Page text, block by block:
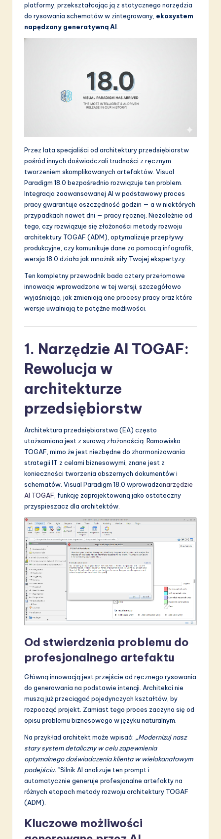
w
o
ti
o
platformy, przekształcając ją z statycznego narzędzia
do rysowania schematów w zintegrowany, ekosystem
napędzany generatywną AI
Przez lata specjaliści od architektury przedsiębiorstw
pośród innych doświadczali trudności z ręcznym
tworzeniem skomplikowanych artefaktów. Visual
Paradigm 18.0 bezpośrednio rozwiązuje ten problem.
Integracja zaawansowanej AI w podstawowy proces
pracy gwarantuje oszczędność godzin — a w niektórych
przypadkach nawet dni — pracy ręcznej. Niezależnie od
tego, czy rozwiązuje się złożoności metody rozwoju
architektury TOGAF (ADM), optymalizuje przepływy
produkcyjne, czy komunikuje dane za pomocą infografik,
wersja 18.0 działa jak mnożnik siły Twojej ekspertyzy.
Ten kompletny przewodnik bada cztery przełomowe
innowacje wprowadzone w tej wersji, szczegółowo
wyjaśniając, jak zmieniają one procesy pracy oraz które
wersje uwalniają te potężne możliwości.
1. Narzędzie AI TOGAF:
Rewolucja w
architekturze
przedsiębiorstw
Architektura przedsiębiorstwa (EA) często
utożsamiana jest z surową złożonością. Ramowisko
TOGAF, mimo że jest niezbędne do zharmonizowania
strategii IT z celami biznesowymi, znane jest z
konieczności tworzenia obszernych dokumentów i
schematów. Visual Paradigm 18.0 wprowadzanarzędzie
AI TOGAF , funkcję zaprojektowaną jako ostateczny
przyspieszacz dla architektów.
Od stwierdzenia problemu do
profesjonalnego artefaktu
Główną innowacją jest przejście od ręcznego rysowania
do generowania na podstawie intencji. Architekci nie
muszą już przeciągać pojedynczych kształtów, by
rozpocząć projekt. Zamiast tego proces zaczyna się od
opisu problemu biznesowego w języku naturalnym.
Na przykład architekt może wpisać: „Modernizuj nasz
stary system detaliczny w celu zapewnienia
optymalnego doświadczenia klienta w wielokanałowym
podejściu.”Silnik AI analizuje ten prompt i
automatycznie generuje profesjonalne artefakty na
różnych etapach metody rozwoju architektury TOGAF
(ADM).
Kluczowe możliwości